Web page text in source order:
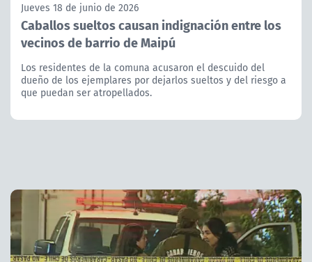
Jueves 18 de junio de 2026
Caballos sueltos causan indignación entre los
vecinos de barrio de Maipú
Los residentes de la comuna acusaron el descuido del
dueño de los ejemplares por dejarlos sueltos y del riesgo a
que puedan ser atropellados.